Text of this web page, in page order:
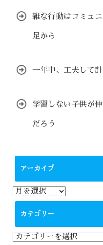
雑な行動はコミュ
足から
一年中、工夫して
学習しない子供が
だろう
アーカイブ
ア
ー
カテゴリー
カ